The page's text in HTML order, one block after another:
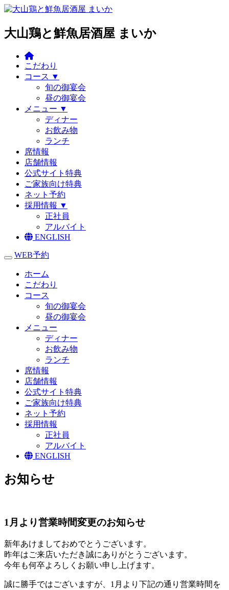
大山鶏と鮮魚居酒屋 まいか
こだわり
コース ▼
旬の御宴会
昼の御宴会
メニュー ▼
ディナー
お飲み物
ランチ
席情報
店舗情報
公式サイト特典
ご家族向け特典
ネット予約
採用情報 ▼
正社員
アルバイト
ENGLISH
toggle navigation
WEB予約
ホーム
こだわり
コース
旬の御宴会
昼の御宴会
メニュー
ディナー
お飲み物
ランチ
席情報
店舗情報
公式サイト特典
ご家族向け特典
ネット予約
採用情報
正社員
アルバイト
ENGLISH
お知らせ
1月より営業時間変更のお知らせ
新年あけましておめでとうございます。
昨年はご来店いただき誠にありがとうございます。
今年も何卒よろしくお願い申し上げます。
誠に勝手ではございますが、1月より下記の通り営業時間を